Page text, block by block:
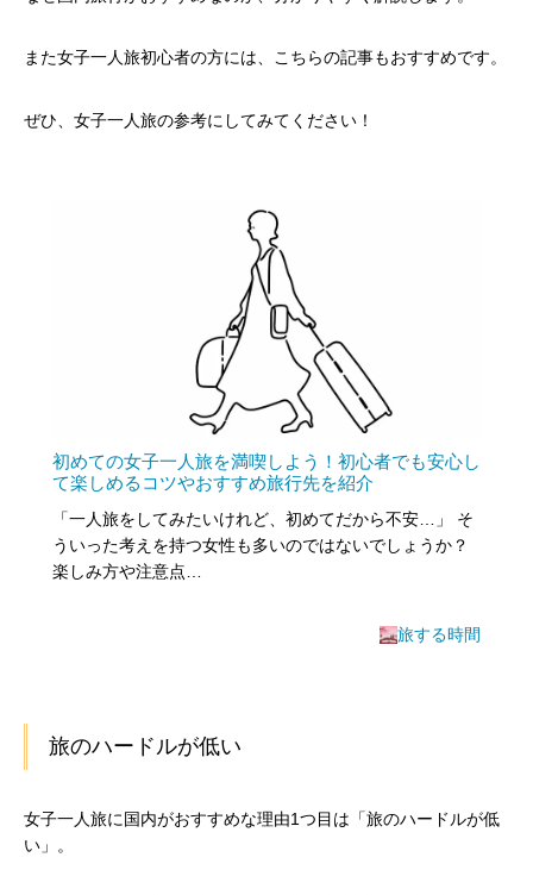
また女子一人旅初心者の方には、こちらの記事もおすすめです。
ぜひ、女子一人旅の参考にしてみてください！
初めての女子一人旅を満喫しよう！初心者でも安心し
て楽しめるコツやおすすめ旅行先を紹介
「一人旅をしてみたいけれど、初めてだから不安…」 そ
ういった考えを持つ女性も多いのではないでしょうか？
楽しみ方や注意点…
旅する時間
旅のハードルが低い
女子一人旅に国内がおすすめな理由1つ目は「旅のハードルが低
い」。